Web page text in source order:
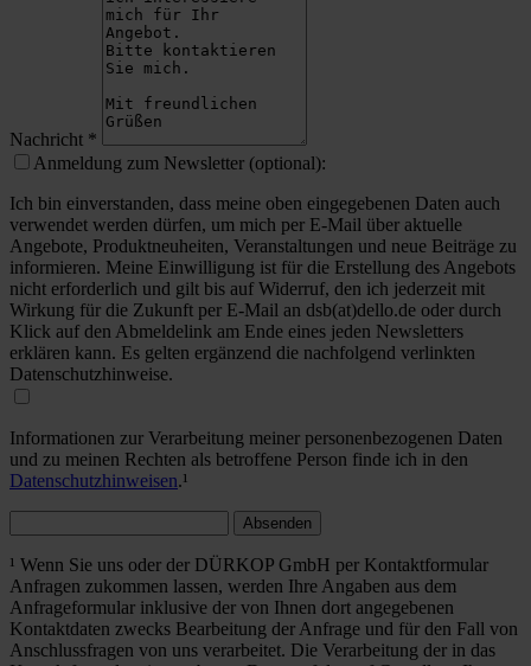
Nachricht *
Anmeldung zum Newsletter (optional):
Ich bin einverstanden, dass meine oben eingegebenen Daten auch
verwendet werden dürfen, um mich per E-Mail über aktuelle
Angebote, Produktneuheiten, Veranstaltungen und neue Beiträge zu
informieren. Meine Einwilligung ist für die Erstellung des Angebots
nicht erforderlich und gilt bis auf Widerruf, den ich jederzeit mit
Wirkung für die Zukunft per E-Mail an dsb(at)dello.de oder durch
Klick auf den Abmeldelink am Ende eines jeden Newsletters
erklären kann. Es gelten ergänzend die nachfolgend verlinkten
Datenschutzhinweise.
Informationen zur Verarbeitung meiner personenbezogenen Daten
und zu meinen Rechten als betroffene Person finde ich in den
Datenschutzhinweisen.¹
Absenden
¹ Wenn Sie uns oder der DÜRKOP GmbH per Kontaktformular
Anfragen zukommen lassen, werden Ihre Angaben aus dem
Anfrageformular inklusive der von Ihnen dort angegebenen
Kontaktdaten zwecks Bearbeitung der Anfrage und für den Fall von
Anschlussfragen von uns verarbeitet. Die Verarbeitung der in das